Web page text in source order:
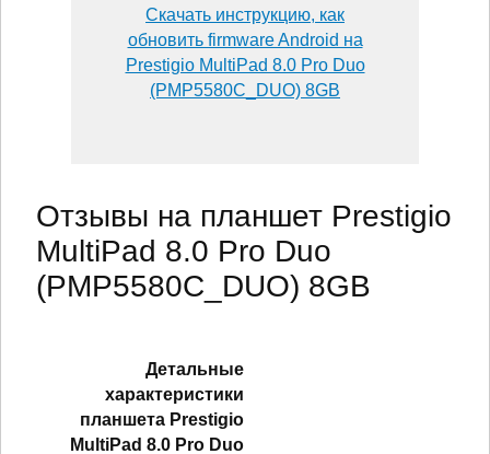
Скачать инструкцию, как
обновить firmware Android на
Prestigio MultiPad 8.0 Pro Duo
(PMP5580C_DUO) 8GB
Отзывы на планшет Prestigio
MultiPad 8.0 Pro Duo
(PMP5580C_DUO) 8GB
Детальные
характеристики
планшетa Prestigio
MultiPad 8.0 Pro Duo